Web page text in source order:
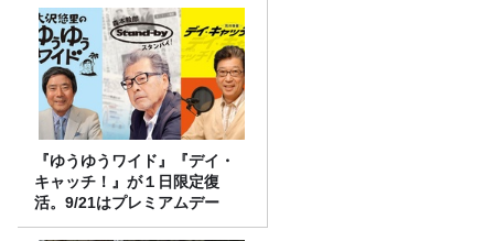
『ゆうゆうワイド』『デイ・
キャッチ！』が１日限定復
活。9/21はプレミアムデー